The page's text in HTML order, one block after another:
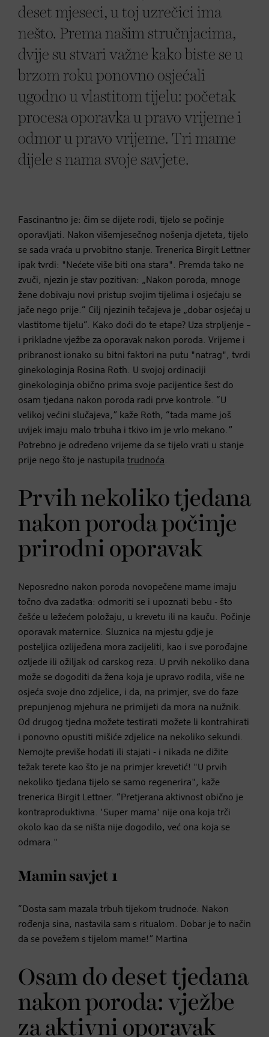
deset mjeseci, u toj uzrečici ima
nešto. Prema našim stručnjacima,
dvije su stvari važne kako biste se u
brzom roku ponovno osjećali
ugodno u vlastitom tijelu: početak
procesa oporavka u pravo vrijeme i
odmor u pravo vrijeme. Tri mame
dijele s nama svoje savjete.
Fascinantno je: čim se dijete rodi, tijelo se počinje
oporavljati. Nakon višemjesečnog nošenja djeteta, tijelo
se sada vraća u prvobitno stanje. Trenerica Birgit Lettner
ipak tvrdi: "Nećete više biti ona stara". Premda tako ne
zvuči, njezin je stav pozitivan: „Nakon poroda, mnoge
žene dobivaju novi pristup svojim tijelima i osjećaju se
jače nego prije.“ Cilj njezinih tečajeva je „dobar osjećaj u
vlastitome tijelu“. Kako doći do te etape? Uza strpljenje –
i prikladne vježbe za oporavak nakon poroda. Vrijeme i
pribranost ionako su bitni faktori na putu "natrag", tvrdi
ginekologinja Rosina Roth. U svojoj ordinaciji
ginekologinja obično prima svoje pacijentice šest do
osam tjedana nakon poroda radi prve kontrole. “U
velikoj većini slučajeva,” kaže Roth, “tada mame još
uvijek imaju malo trbuha i tkivo im je vrlo mekano.”
Potrebno je određeno vrijeme da se tijelo vrati u stanje
prije nego što je nastupila trudnoća.
Prvih nekoliko tjedana
nakon poroda počinje
prirodni oporavak
Neposredno nakon poroda novopečene mame imaju
točno dva zadatka: odmoriti se i upoznati bebu - što
češće u ležećem položaju, u krevetu ili na kauču. Počinje
oporavak maternice. Sluznica na mjestu gdje je
posteljica ozlijeđena mora zacijeliti, kao i sve porođajne
ozljede ili ožiljak od carskog reza. U prvih nekoliko dana
može se dogoditi da žena koja je upravo rodila, više ne
osjeća svoje dno zdjelice, i da, na primjer, sve do faze
prepunjenog mjehura ne primijeti da mora na nužnik.
Od drugog tjedna možete testirati možete li kontrahirati
i ponovno opustiti mišiće zdjelice na nekoliko sekundi.
Nemojte previše hodati ili stajati - i nikada ne dižite
težak terete kao što je na primjer krevetić! "U prvih
nekoliko tjedana tijelo se samo regenerira", kaže
trenerica Birgit Lettner. “Pretjerana aktivnost obično je
kontraproduktivna. 'Super mama' nije ona koja trči
okolo kao da se ništa nije dogodilo, već ona koja se
odmara."
Mamin savjet 1
“Dosta sam mazala trbuh tijekom trudnoće. Nakon
rođenja sina, nastavila sam s ritualom. Dobar je to način
da se povežem s tijelom mame!” Martina
Osam do deset tjedana
nakon poroda: vježbe
za aktivni oporavak